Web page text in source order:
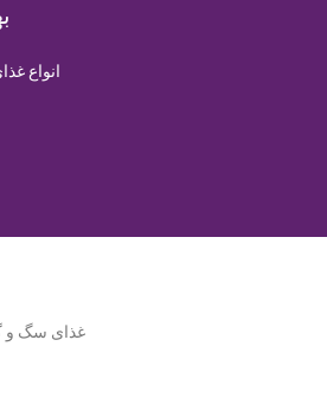
انواع
غذای سگ و